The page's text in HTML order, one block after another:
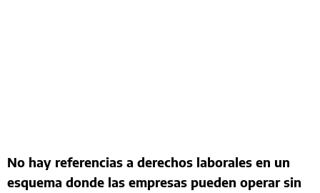
No hay referencias a derechos laborales en un
esquema donde las empresas pueden operar sin